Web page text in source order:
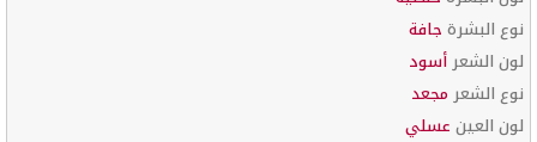
نوع البشرة جافة
لون الشعرأسود
نوع الشعر مجعد
لون العين عسلي